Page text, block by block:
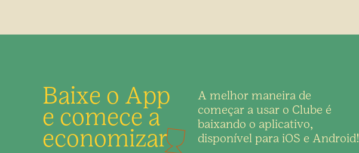
Baixe o App
e comece a
economizar
A melhor maneira de
começar a usar o Clube é
baixando o aplicativo,
disponível para iOS e Android!